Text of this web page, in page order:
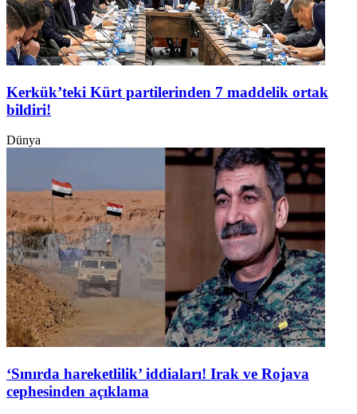
Kerkük’teki Kürt partilerinden 7 maddelik ortak
bildiri!
Dünya
‘Sınırda hareketlilik’ iddiaları! Irak ve Rojava
cephesinden açıklama